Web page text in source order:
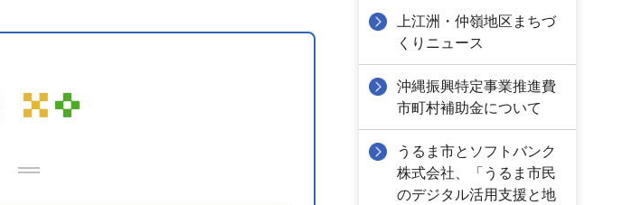
上江洲・仲嶺地区まちづ
くりニュース
沖縄振興特定事業推進費
市町村補助金について
うるま市とソフトバンク
株式会社、「うるま市民
のデジタル活用支援と地